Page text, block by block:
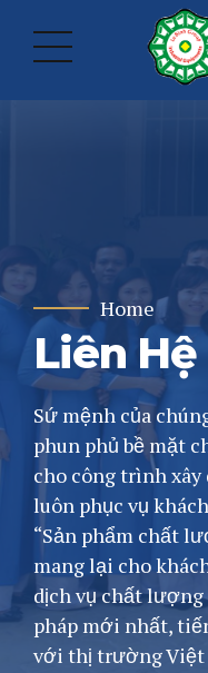
Home
Liên Hệ
Sứ mệnh của
phun phủ bề mặt
cho công trình xây
luôn phục vụ
“Sản phẩm chất
mang lại cho
dịch vụ chất
pháp mới nhất,
với thị trường Việt